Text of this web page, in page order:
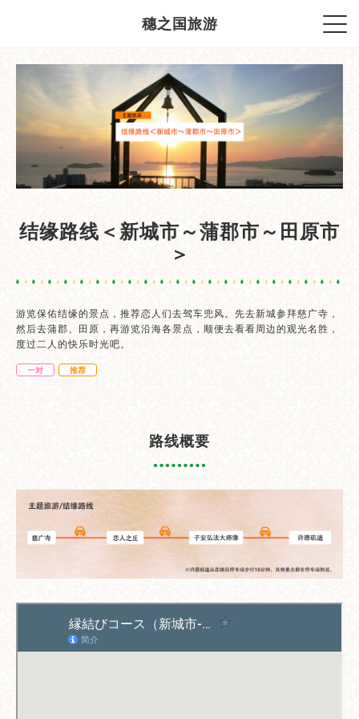
穗之国旅游
结缘路线＜新城市～蒲郡市～田原市
＞
游览保佑结缘的景点，推荐恋人们去驾车兜风。先去新城参拜慈广寺，
然后去蒲郡、田原，再游览沿海各景点，顺便去看看周边的观光名胜，
度过二人的快乐时光吧。
一对 推荐
路线概要